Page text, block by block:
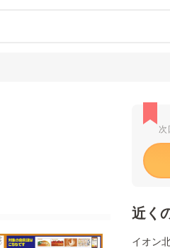
次
近く
イオン